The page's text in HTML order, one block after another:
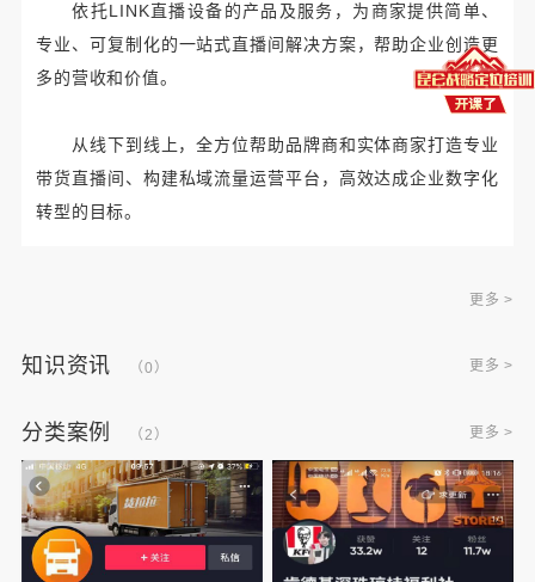
依托LINK直播设备的产品及服务，为商家提供简单、
专业、可复制化的一站式直播间解决方案，帮助企业创造更
多的营收和价值。
从线下到线上，全方位帮助品牌商和实体商家打造专业
带货直播间、构建私域流量运营平台，高效达成企业数字化
转型的目标。
更多 >
知识资讯 （0） 更多 >
分类案例 （2） 更多 >